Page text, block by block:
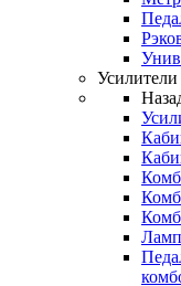
Усилители